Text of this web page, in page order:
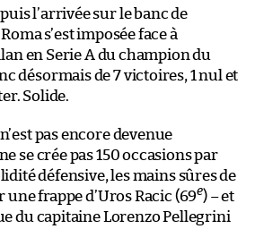
l’arrivée sur le banc de
s’est imposée face à
en Serie A du champion du
désormais de 7 victoires, 1 nul et
Solide.
pas encore devenue
se crée pas 150 occasions par
défensive, les mains sûres de
frappe d’Uros Racic (69e) – et
du capitaine Lorenzo Pellegrini